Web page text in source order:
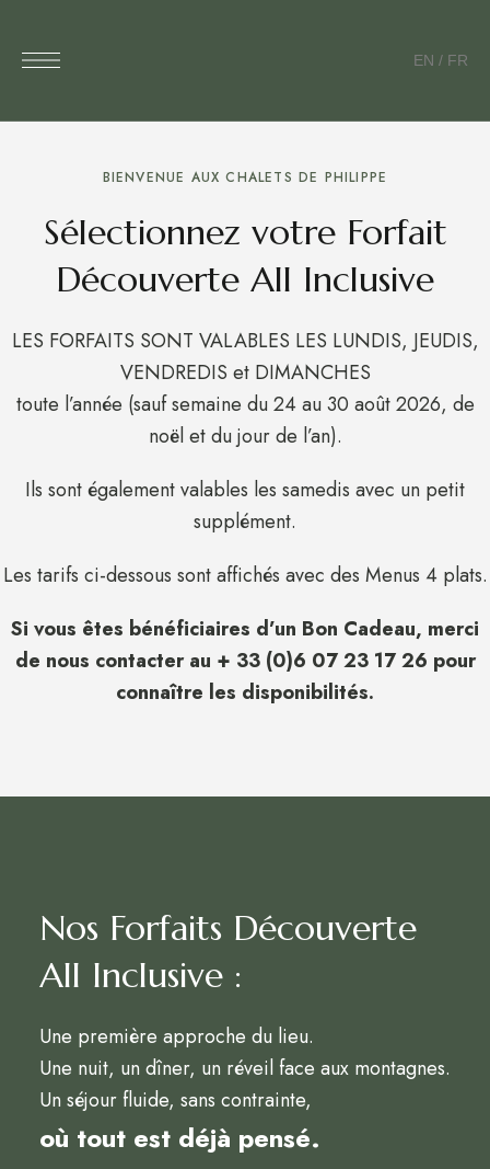
EN / FR
BIENVENUE AUX CHALETS DE PHILIPPE
Sélectionnez votre Forfait
Découverte All Inclusive
LES FORFAITS SONT VALABLES LES LUNDIS, JEUDIS,
VENDREDIS et DIMANCHES
toute l’année (sauf semaine du 24 au 30 août 2026, de
noël et du jour de l’an).
Ils sont également valables les samedis avec un petit
supplément.
Les tarifs ci-dessous sont affichés avec des Menus 4 plats.
Si vous êtes bénéficiaires d’un Bon Cadeau, merci
de nous contacter au + 33 (0)6 07 23 17 26 pour
connaître les disponibilités.
Nos Forfaits Découverte
All Inclusive :
Une première approche du lieu.
Une nuit, un dîner, un réveil face aux montagnes.
Un séjour fluide, sans contrainte,
où tout est déjà pensé.